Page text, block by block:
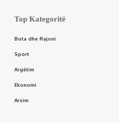
Top Kategoritë
Bota dhe Rajoni
Sport
Argëtim
Ekonomi
Arsim